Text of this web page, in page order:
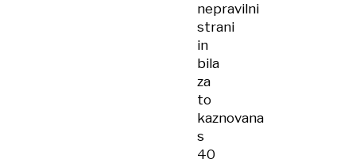
nepravilni
strani
in
bila
za
to
kaznovana
s
40